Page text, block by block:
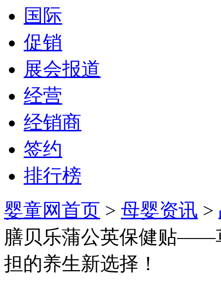
国际
促销
展会报道
经营
经销商
签约
排行榜
婴童网首页 > 母婴资讯 >
膳贝乐蒲公英保健贴——
担的养生新选择！